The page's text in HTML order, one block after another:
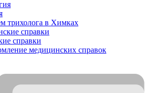
трихолога в Химках
справки
медицинских справок